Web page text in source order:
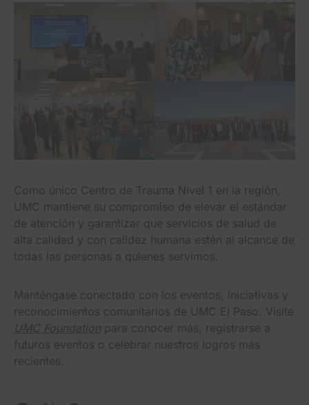
Como único Centro de Trauma Nivel 1 en la región,
UMC mantiene su compromiso de elevar el estándar
de atención y garantizar que servicios de salud de
alta calidad y con calidez humana estén al alcance de
todas las personas a quienes servimos.
Manténgase conectado con los eventos, iniciativas y
reconocimientos comunitarios de UMC El Paso. Visite
UMC Foundation para conocer más, registrarse a
futuros eventos o celebrar nuestros logros más
recientes.